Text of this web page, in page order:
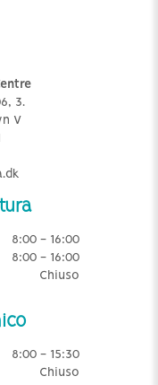
3.
V
8:00 - 16:00
8:00 - 16:00
Chiuso
8:00 - 15:30
Chiuso